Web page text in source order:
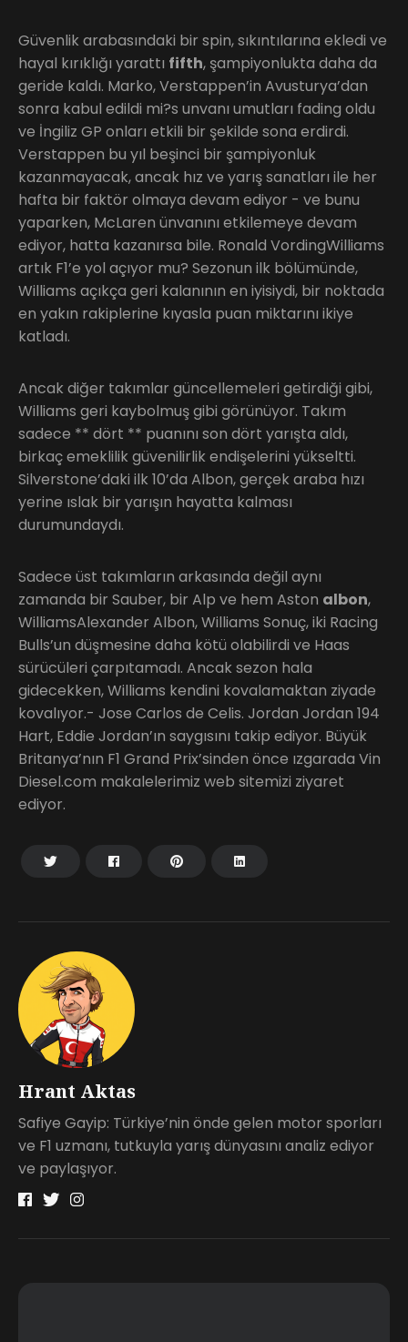
Hrant Aktas
Safiye Gayip: Türkiye’nin önde gelen motor sporları
ve F1 uzmanı, tutkuyla yarış dünyasını analiz ediyor
ve paylaşıyor.
Güvenlik arabasındaki bir spin, sıkıntılarına ekledi ve
hayal kırıklığı yarattı fifth, şampiyonlukta daha da
geride kaldı. Marko, Verstappen’in Avusturya’dan
sonra kabul edildi mi?s unvanı umutları fading oldu
ve İngiliz GP onları etkili bir şekilde sona erdirdi.
Verstappen bu yıl beşinci bir şampiyonluk
kazanmayacak, ancak hız ve yarış sanatları ile her
hafta bir faktör olmaya devam ediyor - ve bunu
yaparken, McLaren ünvanını etkilemeye devam
ediyor, hatta kazanırsa bile. Ronald VordingWilliams
artık F1’e yol açıyor mu? Sezonun ilk bölümünde,
Williams açıkça geri kalanının en iyisiydi, bir noktada
en yakın rakiplerine kıyasla puan miktarını ikiye
katladı.
Ancak diğer takımlar güncellemeleri getirdiği gibi,
Williams geri kaybolmuş gibi görünüyor. Takım
sadece ** dört ** puanını son dört yarışta aldı,
birkaç emeklilik güvenilirlik endişelerini yükseltti.
Silverstone’daki ilk 10’da Albon, gerçek araba hızı
yerine ıslak bir yarışın hayatta kalması
durumundaydı.
Sadece üst takımların arkasında değil aynı
zamanda bir Sauber, bir Alp ve hem Aston albon,
WilliamsAlexander Albon, Williams Sonuç, iki Racing
Bulls’un düşmesine daha kötü olabilirdi ve Haas
sürücüleri çarpıtamadı. Ancak sezon hala
gidecekken, Williams kendini kovalamaktan ziyade
kovalıyor.- Jose Carlos de Celis. Jordan Jordan 194
Hart, Eddie Jordan’ın saygısını takip ediyor. Büyük
Britanya’nın F1 Grand Prix’sinden önce ızgarada Vin
Diesel.com makalelerimiz web sitemizi ziyaret
ediyor.